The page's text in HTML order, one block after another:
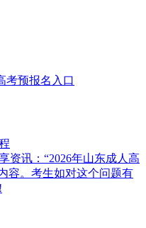
考预报名入口
资讯：“2026年山东成人高
容。考生如对这个问题有